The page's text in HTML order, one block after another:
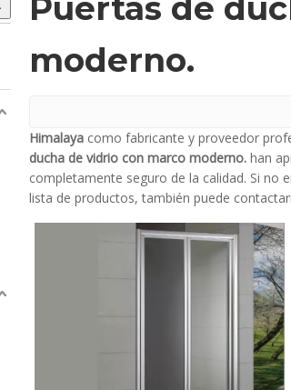
Puertas de
moderno.
Himalaya como fabricante y proveedor
ducha de vidrio con marco moderno. han
completamente seguro de la calidad. Si no
lista de productos, también puede